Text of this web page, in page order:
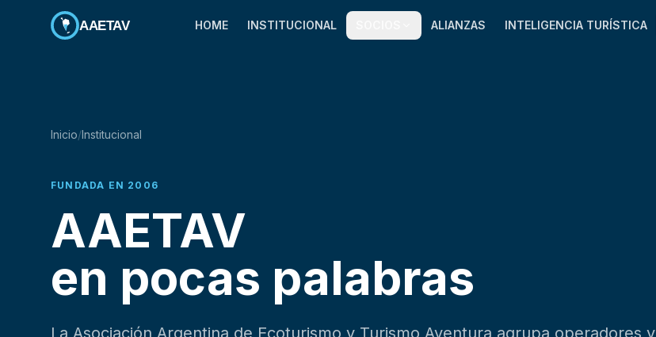
AAETAV HOME INSTITUCIONAL ALIANZAS INTELIGENCIA TURÍSTICA
Inicio/Institucional
FUNDADA EN 2006
AAETAV
en pocas palabras
La Asociación Argentina de Ecoturismo y Turismo Aventura agrupa operadores y